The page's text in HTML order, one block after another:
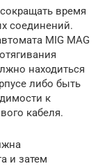
время
соединений.
MIG MAG
находиться
либо быть
к
кабеля.
и затем